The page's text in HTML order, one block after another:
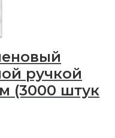
ручкой
(3000 штук